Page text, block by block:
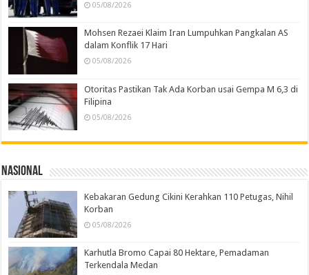
05/08/2026
Mohsen Rezaei Klaim Iran Lumpuhkan Pangkalan AS
dalam Konflik 17 Hari
05/08/2026
Otoritas Pastikan Tak Ada Korban usai Gempa M 6,3 di
Filipina
05/08/2026
Nasional
Kebakaran Gedung Cikini Kerahkan 110 Petugas, Nihil
Korban
05/08/2026
Karhutla Bromo Capai 80 Hektare, Pemadaman
Terkendala Medan